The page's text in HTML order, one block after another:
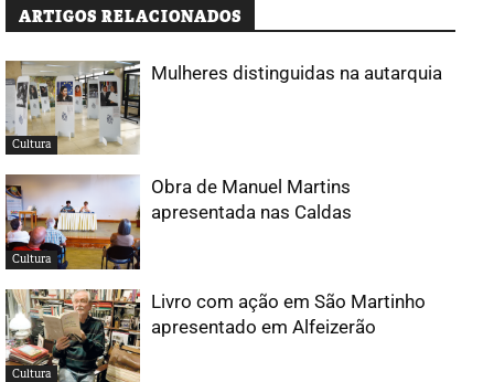
ARTIGOS RELACIONADOS
Cultura
Mulheres distinguidas na autarquia
Cultura
Obra de Manuel Martins
apresentada nas Caldas
Cultura
Livro com ação em São Martinho
apresentado em Alfeizerão